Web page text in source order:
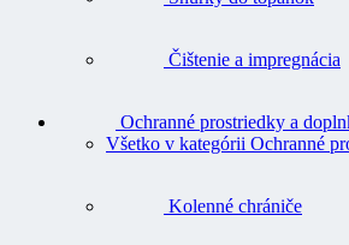
Čištenie a impregnácia
Ochranné prostriedky a
Všetko v kategórii Ochranné
Kolenné chrániče